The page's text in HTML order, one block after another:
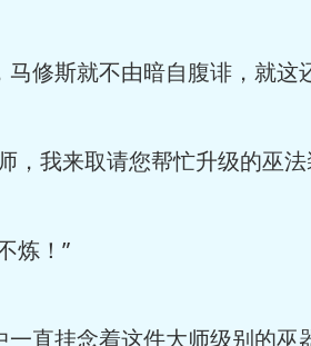
修斯就不由暗自腹诽，就这
，我来取请您帮忙升级的巫法
炼！”
直挂念着这件大师级别的巫